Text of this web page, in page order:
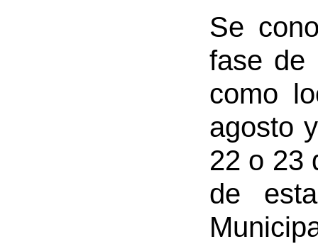
Se
fase de
como
agosto
22 o 23
de